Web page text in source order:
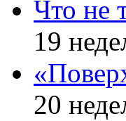
Что не
19
20